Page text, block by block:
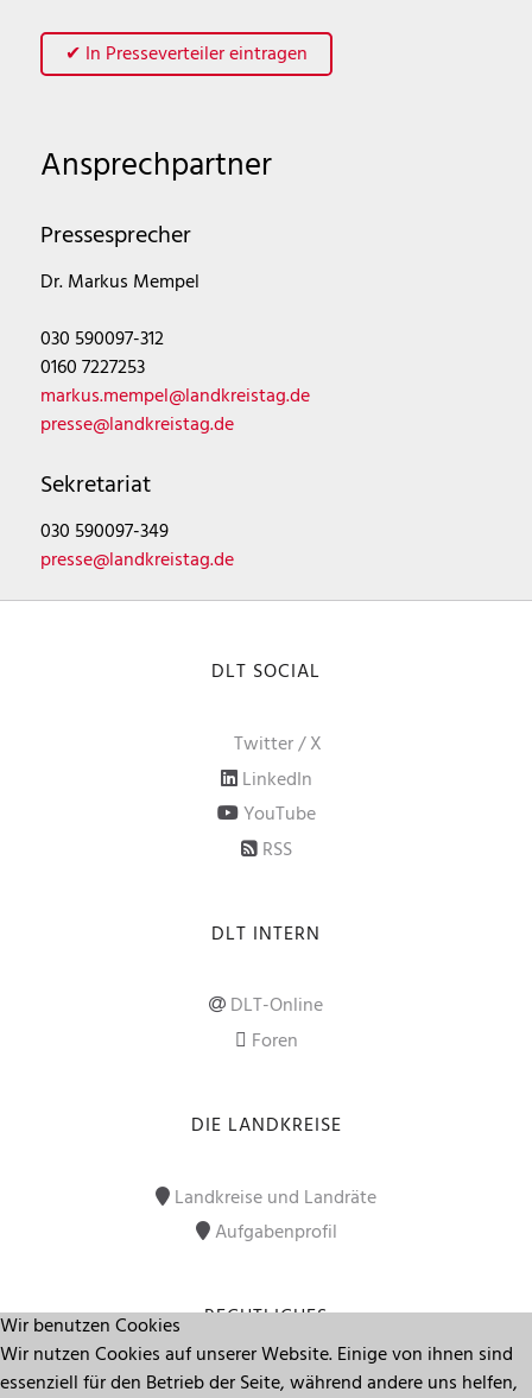
✔ In Presseverteiler eintragen
Ansprechpartner
Pressesprecher
Dr. Markus Mempel
030 590097-312
0160 7227253
markus.mempel@landkreistag.de
presse@landkreistag.de
Sekretariat
030 590097-349
presse@landkreistag.de
DLT SOCIAL
Twitter / X
LinkedIn
YouTube
RSS
DLT INTERN
DLT-Online
Foren
DIE LANDKREISE
Landkreise und Landräte
Aufgabenprofil
RECHTLICHES
Impressum
Wir benutzen Cookies
Wir nutzen Cookies auf unserer Website. Einige von ihnen sind
essenziell für den Betrieb der Seite, während andere uns helfen,